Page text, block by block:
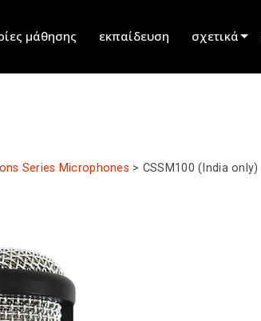
μάθησης εκπαίδευση σχετικά
Series Microphones > CSSM100 (India only)